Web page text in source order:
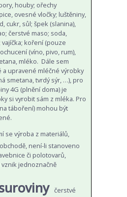
houby; ořechy
ovesné vločky; luštěniny,
cukr, sůl; špek (slanina),
čerstvé maso; soda,
koření (pouze
(víno, pivo, rum),
mléko. Dále sem
upravené mléčné výrobky
smetana, tvrdý sýr, …), pro
4G (plnění doma) je
si vyrobit sám z mléka. Pro
táboření) mohou být
se výroba z materiálů,
není-li stanoveno
či polotovarů,
jednoznačně
čerstvé